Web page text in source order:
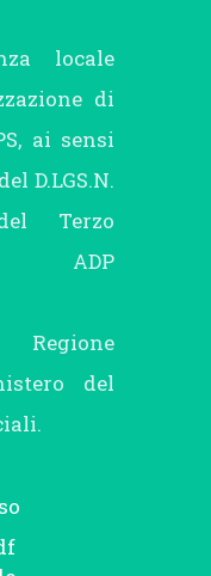
locale
di
ai sensi
D.LGS.N.
Terzo
ADP
Regione
del